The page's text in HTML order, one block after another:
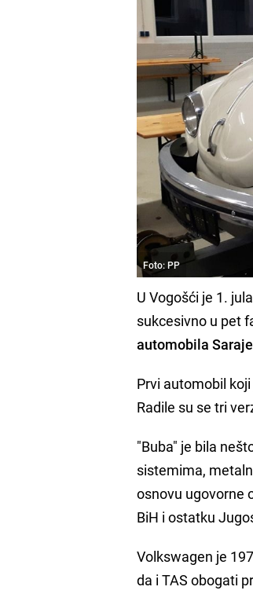
Foto: PP
U Vogošći je 1.
sukcesivno u pet
automobila
Prvi automobil
Radile su se tri
"Buba" je bila
sistemima,
osnovu ugovorne
BiH i ostatku
Volkswagen je
da i TAS obogati